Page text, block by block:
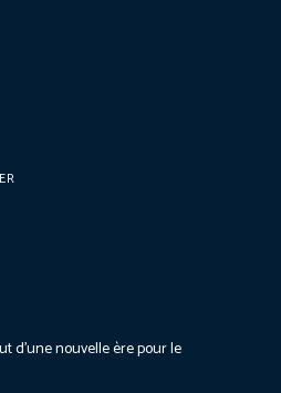
d’une nouvelle ère pour le